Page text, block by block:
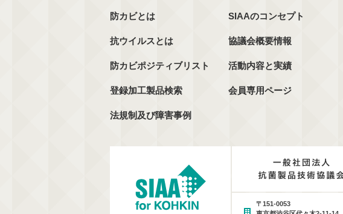
防カビとは
抗ウイルスとは
防カビポジティブリスト
登録加工製品検索
法規制及び障害事例
SIAAのコンセプト
協議会概要情報
活動内容と実績
会員専用ページ
〒151-0053